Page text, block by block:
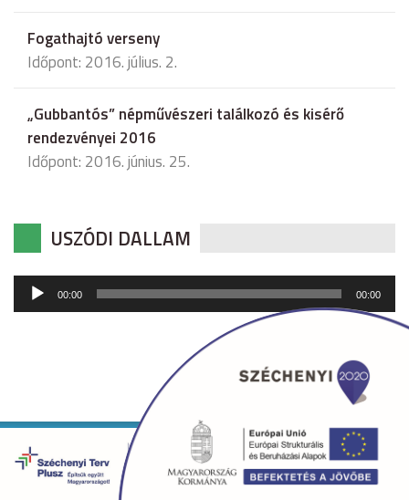
Fogathajtó verseny
Időpont: 2016. július. 2.
„Gubbantós” népművészeri találkozó és kisérő
rendezvényei 2016
Időpont: 2016. június. 25.
USZÓDI DALLAM
Audió
lejátszó
00:00 00:00
Copyright © 2026 uszod.hu Minden jog fenntartva. •
Készítette:fridrik.me